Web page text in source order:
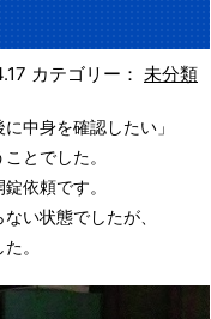
カテゴリー： 未分類
中身を確認したい」
とでした。
依頼です。
い状態でしたが、
。